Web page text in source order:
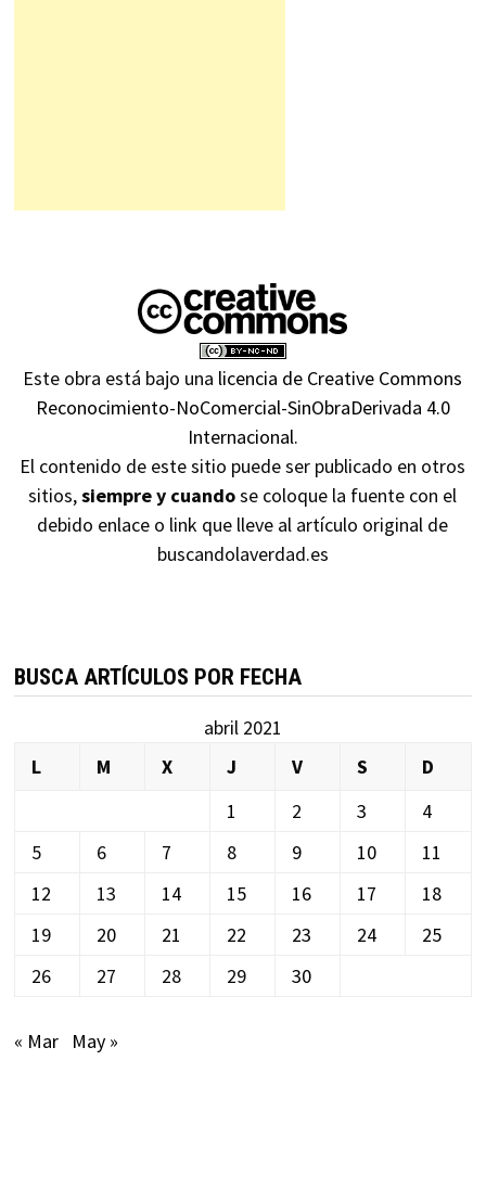
Este obra está bajo una licencia de Creative Commons
Reconocimiento-NoComercial-SinObraDerivada 4.0
Internacional.
El contenido de este sitio puede ser publicado en otros
sitios,siempre y cuandose coloque la fuente con el
debido enlace o link que lleve al artículo original de
buscandolaverdad.es
BUSCA ARTÍCULOS POR FECHA
abril 2021
L
M X J V S
D
1
2 3
4
5
6 7 8 9 10
11
12
13 14 15 16 17
18
19
20 21 22 23 24
25
26
27 28 29 30
« Mar May »